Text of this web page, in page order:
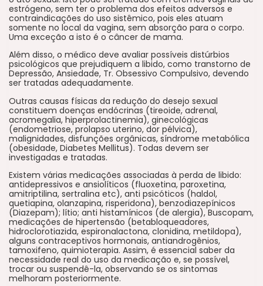
estrógeno, sem ter o problema dos efeitos adversos e
contraindicações do uso sistêmico, pois eles atuam
somente no local da vagina, sem absorção para o corpo.
Uma exceção a isto é o câncer de mama.
Além disso, o médico deve avaliar possíveis distúrbios
psicológicos que prejudiquem a libido, como transtorno de
Depressão, Ansiedade, Tr. Obsessivo Compulsivo, devendo
ser tratadas adequadamente.
Outras causas físicas da redução do desejo sexual
constituem doenças endócrinas (tireoide, adrenal,
acromegalia, hiperprolactinemia), ginecológicas
(endometriose, prolapso uterino, dor pélvica),
malignidades, disfunções orgânicas, síndrome metabólica
(obesidade, Diabetes Mellitus). Todas devem ser
investigadas e tratadas.
Existem várias medicações associadas à perda de libido:
antidepressivos e ansiolíticos (fluoxetina, paroxetina,
amitriptilina, sertralina etc), anti psicóticos (haldol,
quetiapina, olanzapina, risperidona), benzodiazepínicos
(Diazepam); lítio; anti histamínicos (de alergia), Buscopam,
medicações de hipertensão (betabloqueadores,
hidroclorotiazida, espironalactona, clonidina, metildopa),
alguns contraceptivos hormonais, antiandrogênios,
tamoxifeno, quimioterapia. Assim, é essencial saber da
necessidade real do uso da medicação e, se possível,
trocar ou suspendê-la, observando se os sintomas
melhoram posteriormente.